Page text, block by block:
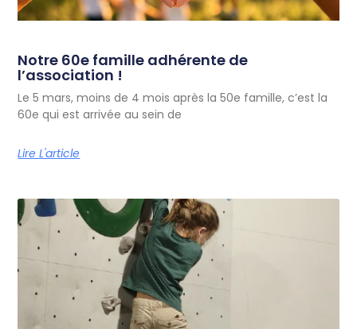
Notre 60e famille adhérente de
l’association !
Le 5 mars, moins de 4 mois après la 50e famille, c’est la
60e qui est arrivée au sein de
Lire L'article